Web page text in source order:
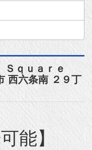
ｑｕａｒｅ
西六条南 ２９丁
能】